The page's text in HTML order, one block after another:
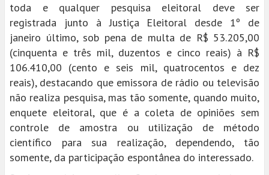
toda e qualquer pesquisa eleitoral deve ser
registrada junto à Justiça Eleitoral desde 1º de
janeiro último, sob pena de multa de R$ 53.205,00
(cinquenta e três mil, duzentos e cinco reais) à R$
106.410,00 (cento e seis mil, quatrocentos e dez
reais), destacando que emissora de rádio ou televisão
não realiza pesquisa, mas tão somente, quando muito,
enquete eleitoral, que é a coleta de opiniões sem
controle de amostra ou utilização de método
científico para sua realização, dependendo, tão
somente, da participação espontânea do interessado.